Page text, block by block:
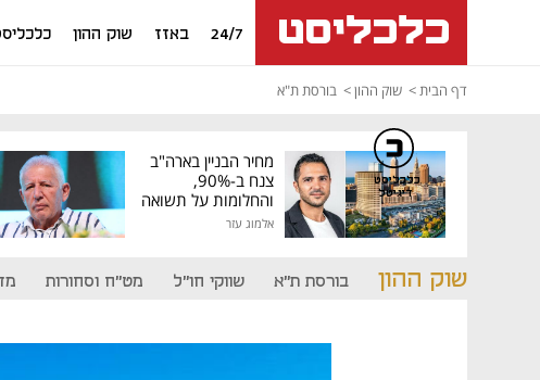
24/7 באזז שוק ההון
דף הבית שוק ההון בורסת ת"א
מחיר הבניין בארה"ב
צנח ב-90%,
והחלומות על תשואה
גבוהה התנפצו
אלמוג עזר
שוק ההון בורסת ת"א שווקי חו"ל מט"ח וסחורות
כלכליסט
דיגיטל